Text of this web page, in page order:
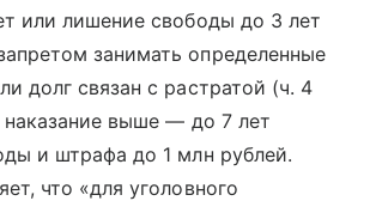
или лишение свободы до 3 лет
занимать определенные
долг связан с растратой (ч. 4
выше — до 7 лет
и штрафа до 1 млн рублей.
что «для уголовного